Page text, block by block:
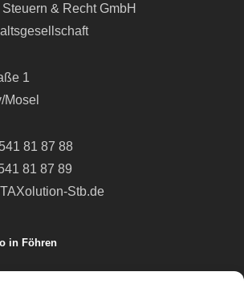
& Recht GmbH
1
Mosel
81 87 88
81 87 89
Stb.de
in Föhren